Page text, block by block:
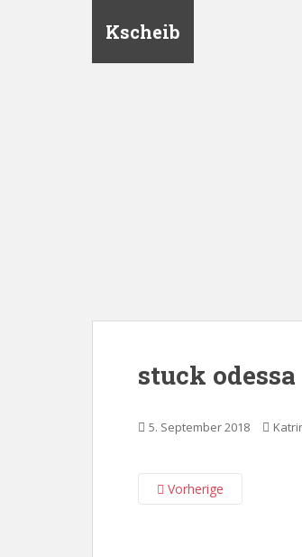
Kscheib
stuck
5. September 2018
Vorherige